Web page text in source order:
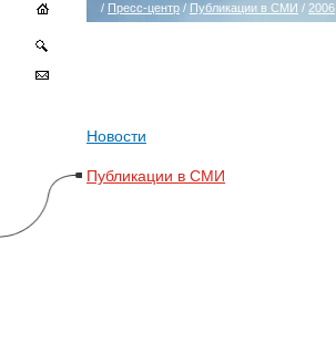
/ Пресс-центр / Публикации в СМИ / 2006
Новости
Публикации в СМИ